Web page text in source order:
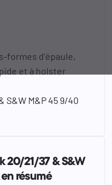
formes d'épaule,
et à holster
S&W M&P 45 9/40
20/21/37 & S&W
résumé